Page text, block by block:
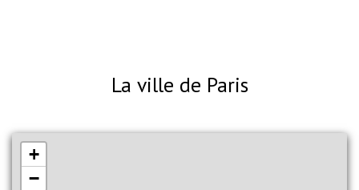
La ville de Paris
+
−